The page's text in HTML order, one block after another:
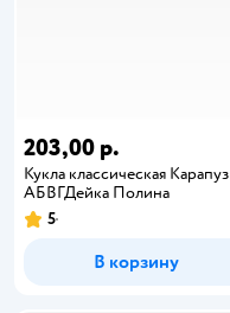
203,00 р.
Кукла классическая Карапуз
АБВГДейка Полина
5
В корзину